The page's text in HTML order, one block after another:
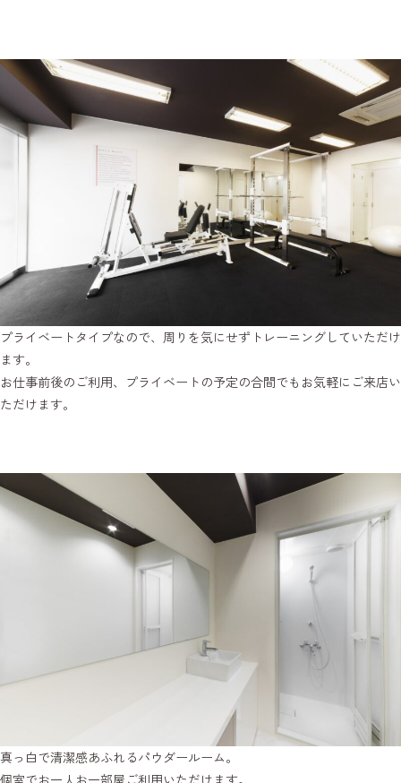
プライベートタイプなので、周りを気にせずトレーニングしていただけ
ます。
お仕事前後のご利用、プライベートの予定の合間でもお気軽にご来店い
ただけます。
真っ白で清潔感あふれるパウダールーム。
個室でお一人お一部屋ご利用いただけます。